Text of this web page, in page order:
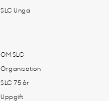
SLC Unga
OM SLC
Organisation
SLC 75 år
Uppgift